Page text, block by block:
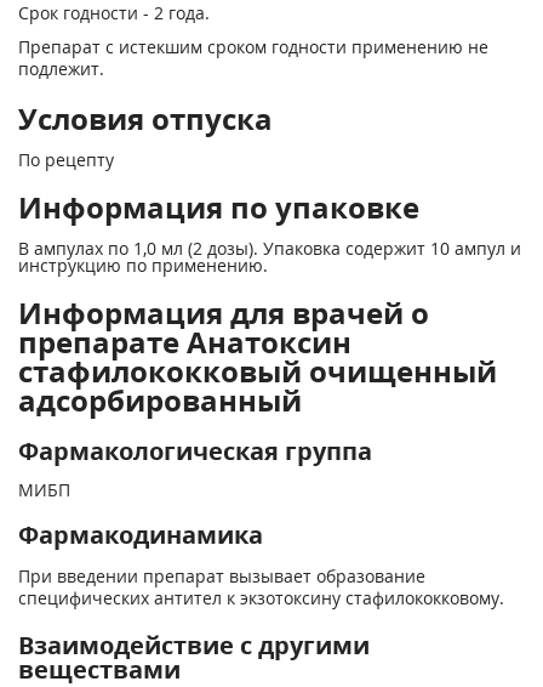
Срок годности - 2 года.
Препарат с истекшим сроком годности применению не
подлежит.
Условия отпуска
По рецепту
Информация по упаковке
В ампулах по 1,0 мл (2 дозы). Упаковка содержит 10 ампул и
инструкцию по применению.
Информация для врачей о
препарате Анатоксин
стафилококковый очищенный
адсорбированный
Фармакологическая группа
МИБП
Фармакодинамика
При введении препарат вызывает образование
специфических антител к экзотоксину стафилококковому.
Взаимодействие с другими
веществами